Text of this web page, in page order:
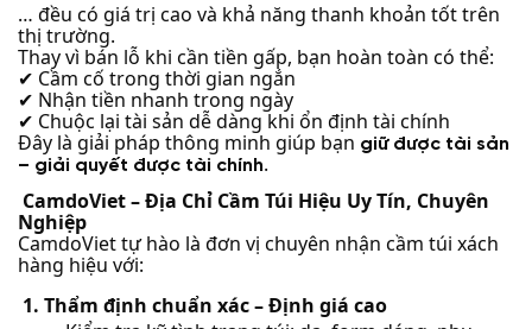
… đều có giá trị cao và khả năng thanh khoản tốt trên
thị trường.
Thay vì bán lỗ khi cần tiền gấp, bạn hoàn toàn có thể:
✔ Cầm cố trong thời gian ngắn
✔ Nhận tiền nhanh trong ngày
✔ Chuộc lại tài sản dễ dàng khi ổn định tài chính
Đây là giải pháp thông minh giúp bạn giữ được tài sản
– giải quyết được tài chính.
CamdoViet – Địa Chỉ Cầm Túi Hiệu Uy Tín, Chuyên
Nghiệp
CamdoViet tự hào là đơn vị chuyên nhận cầm túi xách
hàng hiệu với:
1. Thẩm định chuẩn xác – Định giá cao